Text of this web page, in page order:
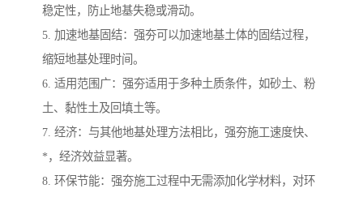
稳定性，防止地基失稳或滑动。
5. 加速地基固结：强夯可以加速地基土体的固结过程，
缩短地基处理时间。
6. 适用范围广：强夯适用于多种土质条件，如砂土、粉
土、黏性土及回填土等。
7. 经济：与其他地基处理方法相比，强夯施工速度快、
*，经济效益显著。
8. 环保节能：强夯施工过程中无需添加化学材料，对环